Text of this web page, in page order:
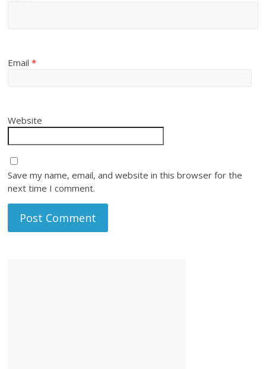
Email*
Website
Save my name, email, and website in this browser for the
next time I comment.